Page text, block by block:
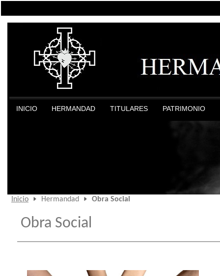
INICIO HERMANDAD TITULARES PATRIMONIO
Inicio Hermandad Obra Social
Obra Social